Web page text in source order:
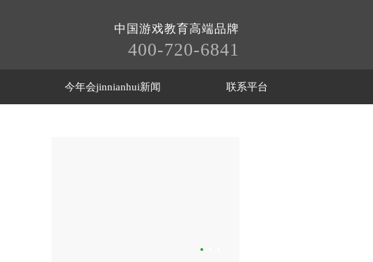
中国游戏教育高端品牌
400-720-6841
今年会jinnianhui新闻 联系平台